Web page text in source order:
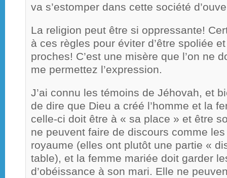
va s’estomper dans cette société
La religion peut être si oppressante!
à ces règles pour éviter d’être spoliée
proches! C’est une misère que l’on ne
me permettez l’expression.
J’ai connu les témoins de Jéhovah, et
de dire que Dieu a créé l’homme et la
celle-ci doit être à « sa place » et être
ne peuvent faire de discours comme
royaume (elles ont plutôt une partie «
table), et la femme mariée doit garder
d’obéissance à son mari. Elle ne